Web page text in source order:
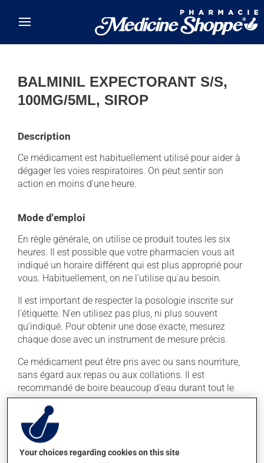
BALMINIL EXPECTORANT S/S,
100MG/5ML, SIROP
Description
Ce médicament est habituellement utilisé pour aider à
dégager les voies respiratoires. On peut sentir son
action en moins d'une heure.
Mode d'emploi
En règle générale, on utilise ce produit toutes les six
heures. Il est possible que votre pharmacien vous ait
indiqué un horaire différent qui est plus approprié pour
vous. Habituellement, on ne l'utilise qu'au besoin.
Il est important de respecter la posologie inscrite sur
l'étiquette. N'en utilisez pas plus, ni plus souvent
qu'indiqué. Pour obtenir une dose exacte, mesurez
chaque dose avec un instrument de mesure précis.
Ce médicament peut être pris avec ou sans nourriture,
sans égard aux repas ou aux collations. Il est
recommandé de boire beaucoup d'eau durant tout le
traitement.
Effets indésirables
Ce produit est généralement bien toléré et il est rare
Your choices regarding cookies on this site